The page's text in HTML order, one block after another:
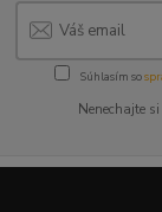
Súhlasím so
Nenechajte